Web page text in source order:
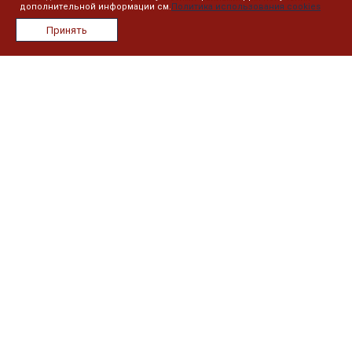
дополнительной информации см.Политика использования cookies
Принять
О компании
Сотрудники